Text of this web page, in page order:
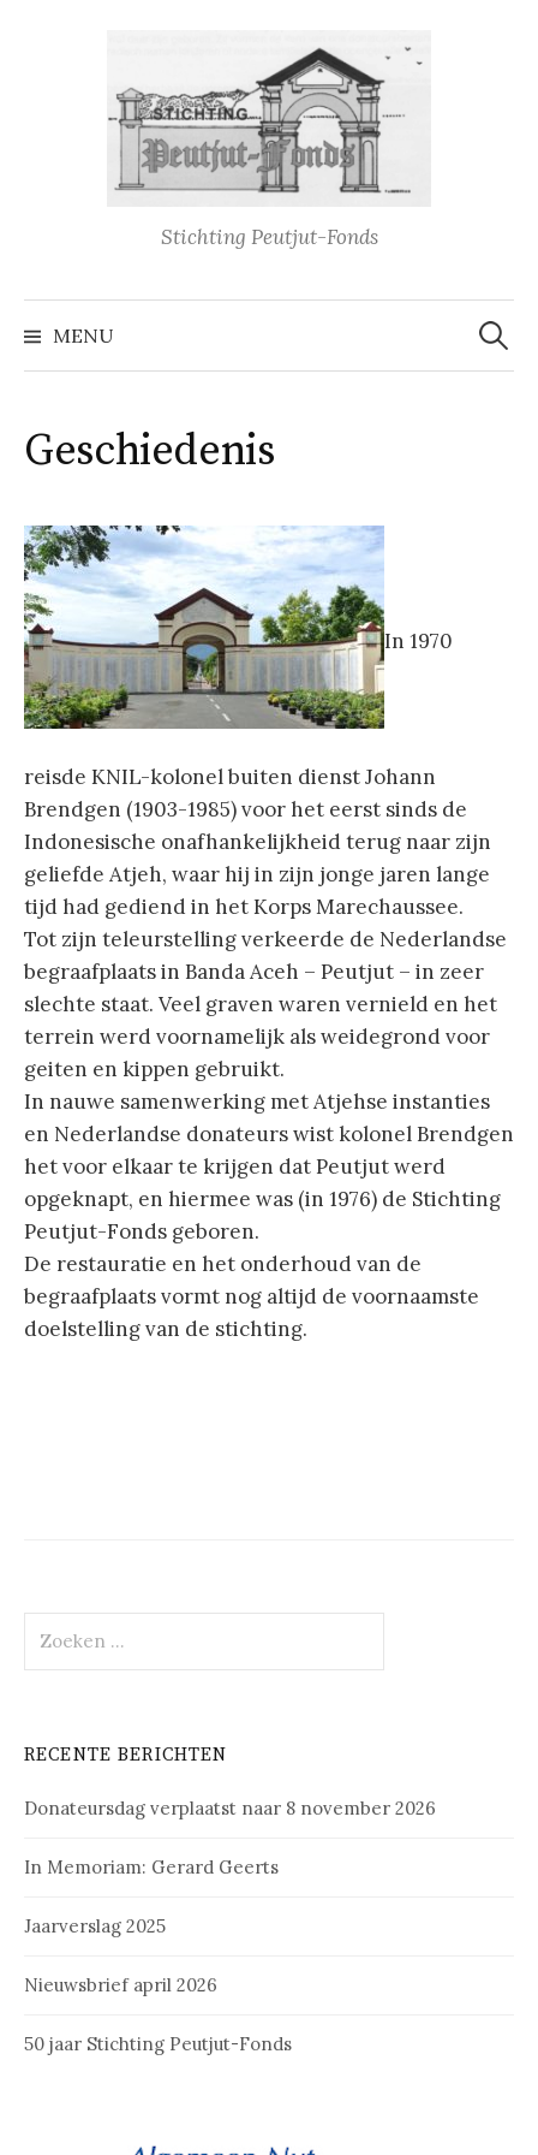
Stichting Peutjut-Fonds
MENU
Zoeken
naar:
Geschiedenis
In 1970
reisde KNIL-kolonel buiten dienst Johann
Brendgen (1903-1985) voor het eerst sinds de
Indonesische onafhankelijkheid terug naar zijn
geliefde Atjeh, waar hij in zijn jonge jaren lange
tijd had gediend in het Korps Marechaussee.
Tot zijn teleurstelling verkeerde de Nederlandse
begraafplaats in Banda Aceh – Peutjut – in zeer
slechte staat. Veel graven waren vernield en het
terrein werd voornamelijk als weidegrond voor
geiten en kippen gebruikt.
In nauwe samenwerking met Atjehse instanties
en Nederlandse donateurs wist kolonel Brendgen
het voor elkaar te krijgen dat Peutjut werd
opgeknapt, en hiermee was (in 1976) de Stichting
Peutjut-Fonds geboren.
De restauratie en het onderhoud van de
begraafplaats vormt nog altijd de voornaamste
doelstelling van de stichting.
naar:
RECENTE BERICHTEN
Donateursdag verplaatst naar 8 november 2026
In Memoriam: Gerard Geerts
Jaarverslag 2025
Nieuwsbrief april 2026
50 jaar Stichting Peutjut-Fonds